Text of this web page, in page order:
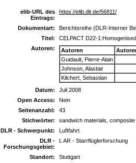
elib-URL des
Eintrags:
https://elib.dlr.de/56811/
Dokumentart:
Berichtsreihe (DLR-Interner
Titel:
CELPACT D22-
Autoren:
Autoren
Guidault, Pierre-Alain
Johnson, Alastair
Kilchert, Sebastian
Datum:
Juli 2008
Open Access:
Nein
Seitenanzahl:
43
Stichwörter:
sandwich materials,
DLR - Schwerpunkt:
Luftfahrt
DLR -
Forschungsgebiet:
L AR - Starrflüglerforschung
Standort:
Stuttgart